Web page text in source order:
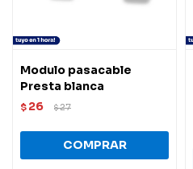
Modulo pasacable
Presta blanca
$ 26 $27